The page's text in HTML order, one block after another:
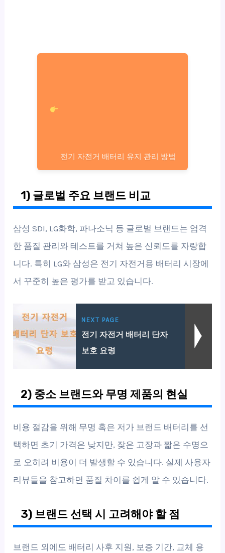
전기 자전거 배터리 유지 관리 방법
1) 글로벌 주요 브랜드 비교
삼성 SDI, LG화학, 파나소닉 등 글로벌 브랜드는 엄격
한 품질 관리와 테스트를 거쳐 높은 신뢰도를 자랑합
니다. 특히 LG와 삼성은 전기 자전거용 배터리 시장에
서 꾸준히 높은 평가를 받고 있습니다.
NEXT PAGE
전기 자전거 배터리 단자
보호 요령
2) 중소 브랜드와 무명 제품의 현실
비용 절감을 위해 무명 혹은 저가 브랜드 배터리를 선
택하면 초기 가격은 낮지만, 잦은 고장과 짧은 수명으
로 오히려 비용이 더 발생할 수 있습니다. 실제 사용자
리뷰들을 참고하면 품질 차이를 쉽게 알 수 있습니다.
3) 브랜드 선택 시 고려해야 할 점
브랜드 외에도 배터리 사후 지원, 보증 기간, 교체 용